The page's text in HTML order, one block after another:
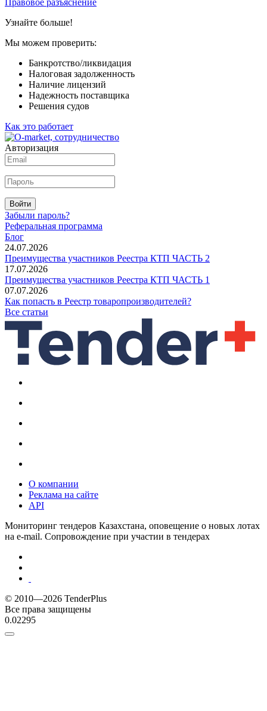
Узнайте больше!
Мы можем проверить:
Банкротство/ликвидация
Налоговая задолженность
Наличие лицензий
Надежность поставщика
Решения судов
Как это работает
Авторизация
Войти
Забыли пароль?
Реферальная программа
Блог
24.07.2026
Преимущества участников Реестра КТП ЧАСТЬ 2
17.07.2026
Преимущества участников Реестра КТП ЧАСТЬ 1
07.07.2026
Как попасть в Реестр товаропроизводителей?
Все статьи
О компании
Реклама на сайте
API
Мониторинг тендеров Казахстана, оповещение о новых лотах
на e-mail. Сопровождение при участии в тендерах
© 2010—2026 TenderPlus
Все права защищены
0.02295